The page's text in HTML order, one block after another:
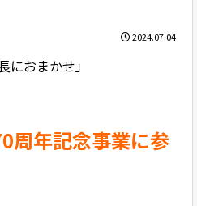
2024.07.04
におまかせ」
周年記念事業に参